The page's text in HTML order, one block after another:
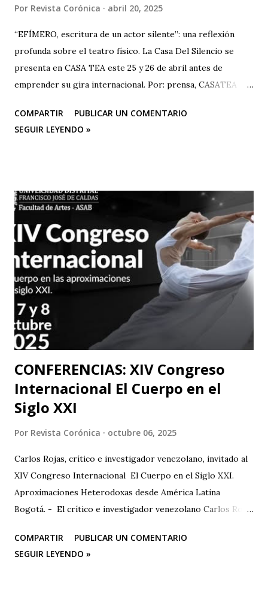
Por Revista Corónica abril 20, 2025
“EFÍMERO, escritura de un actor silente”: una reflexión
profunda sobre el teatro físico. La Casa Del Silencio se
presenta en CASA TEA este 25 y 26 de abril antes de
emprender su gira internacional. Por: prensa, CASATEA
CASA TEA con sus últimas funciones este 25 y 26 de abril de
“Efímero”, La Casa del Silencio se embarcará en una gira
imborrable en todos los que la presencien." La Casa del
Silencio se embarcará nuevamente en una gira
internacional, llevando su importante trabajo de teatro
físico con funciones y seminarios a escenarios de Portugal
(dónde La Casa Del Silencio tiene una presencia significativa
ya que el teatro físico tiene un lugar muy importante en la
escena Portuguesa), posteriormente irán a Valencia y
Barcelona. Juan Carlos Agudelo P...
COMPARTIR
PUBLICAR UN COMENTARIO
SEGUIR LEYENDO »
CONFERENCIAS: XIV Congreso
Internacional El Cuerpo en el
Siglo XXI
Por Revista Corónica octubre 06, 2025
Carlos Rojas, crítico e investigador venezolano, invitado al
XIV Congreso Internacional El Cuerpo en el Siglo XXI.
Aproximaciones Heterodoxas desde América Latina
Bogotá. - El crítico e investigador venezolano Carlos Rojas
Experimental de las Artes (UNEARTE), de Venezuela, en la
nueva edición del XIV Congreso Internacional El Cuerpo en
COMPARTIR
PUBLICAR UN COMENTARIO
SEGUIR LEYENDO »